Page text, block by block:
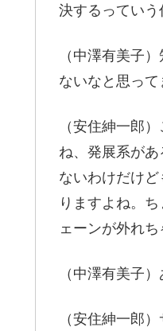
決するっていう
（中澤有美子
ないなと思って
（安住紳一郎
ね、発展系が
ないわけだけ
りますよね。
ェーンが外れち
（中澤有美子
（安住紳一郎